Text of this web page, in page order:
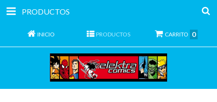
PRODUCTOS
INICIO PRODUCTOS CARRITO 0